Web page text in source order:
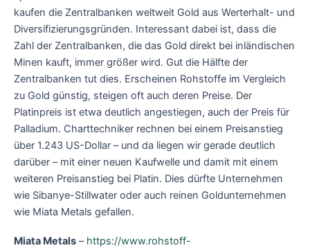
kaufen die Zentralbanken weltweit Gold aus Werterhalt- und
Diversifizierungsgründen. Interessant dabei ist, dass die
Zahl der Zentralbanken, die das Gold direkt bei inländischen
Minen kauft, immer größer wird. Gut die Hälfte der
Zentralbanken tut dies. Erscheinen Rohstoffe im Vergleich
zu Gold günstig, steigen oft auch deren Preise. Der
Platinpreis ist etwa deutlich angestiegen, auch der Preis für
Palladium. Charttechniker rechnen bei einem Preisanstieg
über 1.243 US-Dollar – und da liegen wir gerade deutlich
darüber – mit einer neuen Kaufwelle und damit mit einem
weiteren Preisanstieg bei Platin. Dies dürfte Unternehmen
wie Sibanye-Stillwater oder auch reinen Goldunternehmen
wie Miata Metals gefallen.
Miata Metals – https://www.rohstoff-